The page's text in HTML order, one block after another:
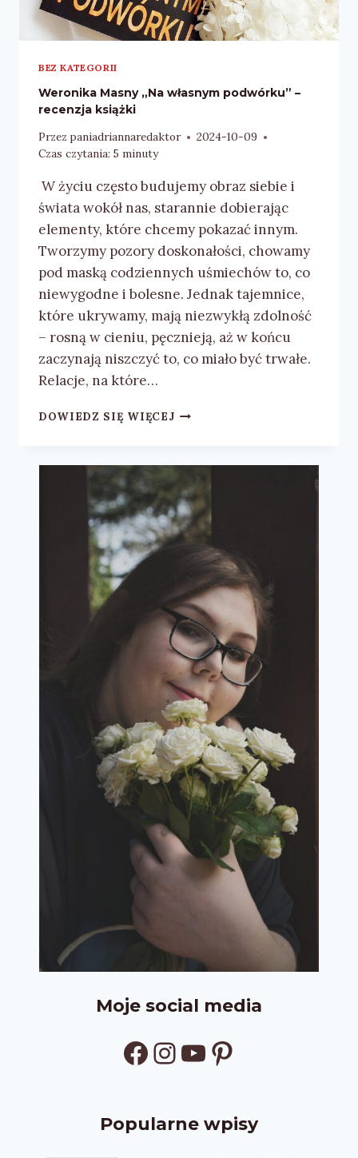
BEZ KATEGORII
Weronika Masny „Na własnym podwórku” –
recenzja książki
Przez paniadriannaredaktor
2024-10-09
Czas czytania: 5 minuty
W życiu często budujemy obraz siebie i
świata wokół nas, starannie dobierając
elementy, które chcemy pokazać innym.
Tworzymy pozory doskonałości, chowamy
pod maską codziennych uśmiechów to, co
niewygodne i bolesne. Jednak tajemnice,
które ukrywamy, mają niezwykłą zdolność
– rosną w cieniu, pęcznieją, aż w końcu
zaczynają niszczyć to, co miało być trwałe.
Relacje, na które…
DOWIEDZ SIĘ WIĘCEJWERONIKA
WŁASNYM
PODWÓRKU”
–
RECENZJA
KSIĄŻKI
Moje social media
Facebook
Instagram
YouTube
Pinterest
Popularne wpisy